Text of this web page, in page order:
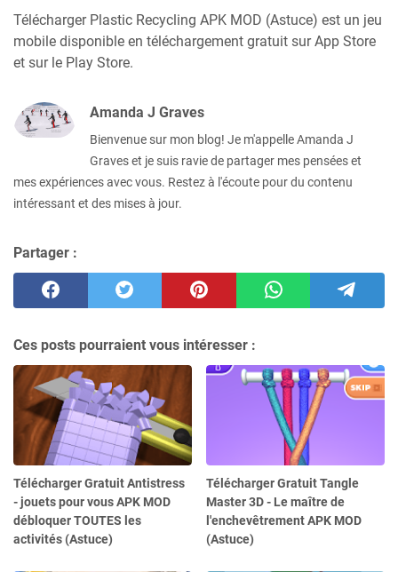
Télécharger Plastic Recycling APK MOD (Astuce) est un jeu
mobile disponible en téléchargement gratuit sur App Store
et sur le Play Store.
Amanda J Graves
Bienvenue sur mon blog! Je m'appelle Amanda J
Graves et je suis ravie de partager mes pensées et
mes expériences avec vous. Restez à l'écoute pour du contenu
intéressant et des mises à jour.
Partager :
Ces posts pourraient vous intéresser :
Télécharger Gratuit Antistress
- jouets pour vous APK MOD
débloquer TOUTES les
activités (Astuce)
Télécharger Gratuit Tangle
Master 3D - Le maître de
l'enchevêtrement APK MOD
(Astuce)